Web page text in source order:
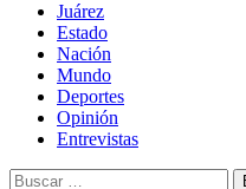
Juárez
Estado
Nación
Mundo
Deportes
Opinión
Entrevistas
Buscar: